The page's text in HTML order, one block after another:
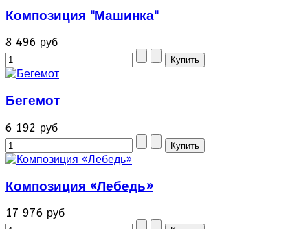
Композиция "Машинка"
8 496 руб
Бегемот
6 192 руб
Композиция «Лебедь»
17 976 руб